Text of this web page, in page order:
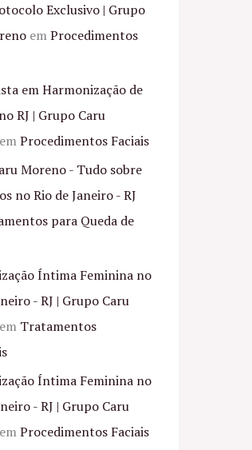
Exclusivo | Grupo
emProcedimentos
em Harmonização de
RJ | Grupo Caru
emProcedimentos Faciais
Moreno - Tudo sobre
no Rio de Janeiro - RJ
para Queda de
Íntima Feminina no
- RJ | Grupo Caru
em Tratamentos
Íntima Feminina no
- RJ | Grupo Caru
emProcedimentos Faciais